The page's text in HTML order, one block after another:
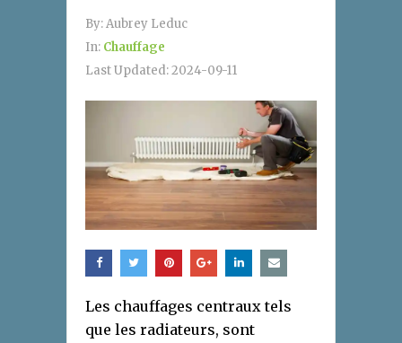
By:Aubrey Leduc
In: Chauffage
Last Updated:2024-09-11
Les chauffages centraux tels
que les radiateurs, sont